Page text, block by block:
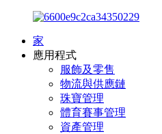
家
應用程式
服飾及零售
物流與供應鏈
珠寶管理
體育賽事管理
資產管理